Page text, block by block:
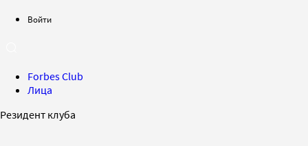
Войти
Forbes Club
Лица
Резидент клуба